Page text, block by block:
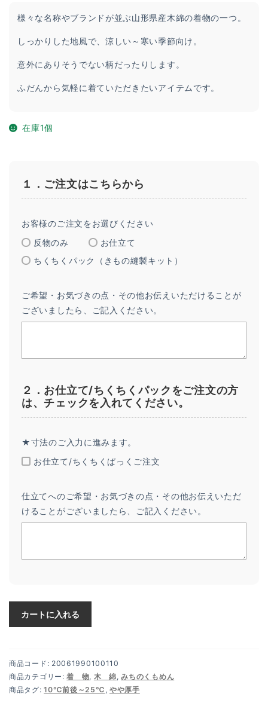
様々な名称やブランドが並ぶ山形県産木綿の着物の一つ。
しっかりした地風で、涼しい～寒い季節向け。
意外にありそうでない柄だったりします。
ふだんから気軽に着ていただきたいアイテムです。
在庫1個
１．ご注文はこちらから
お客様のご注文をお選びください
反物のみ
お仕立て
ちくちくパック（きもの縫製キット）
ご希望・お気づきの点・その他お伝えいただけることが
ございましたら、ご記入ください。
２．お仕立て/ちくちくパックをご注文の方
は、チェックを入れてください。
★寸法のご入力に進みます。
お仕立て/ちくちくぱっくご注文
仕立てへのご希望・お気づきの点・その他お伝えいただ
けることがございましたら、ご記入ください。
カートに入れる
商品コード: 20061990100110
商品カテゴリー:着 物, 木 綿,みちのくもめん
商品タグ:10℃前後～25℃ , やや厚手